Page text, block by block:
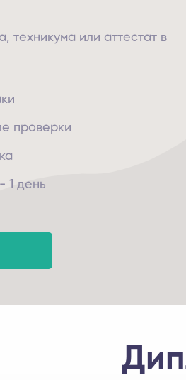
техникума или аттестат в
проверки
1 день